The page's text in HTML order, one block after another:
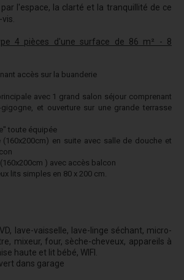
l'espace, la clarté et la tranquillité de ce
4 pièces d'une surface de 86 m² - 8
accès sur la buanderie
avec 1 grand salon séjour comprenant
et ouverture sur une grande terrasse
toute équipée
en suite avec salle de douche et
) avec accès balcon
lits simples en 80 x 200 cm.
lave-vaisselle, lave-linge séchant, micro-
mixeur, four, sèche-cheveux, appareils à
haute et lit bébé, WIFI.
dans garage